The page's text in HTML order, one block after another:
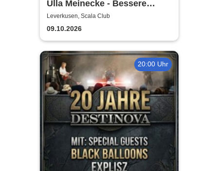
Ulla Meinecke - Bessere
Zeiten Tour
Leverkusen, Scala Club
09.10.2026
20:00 Uhr